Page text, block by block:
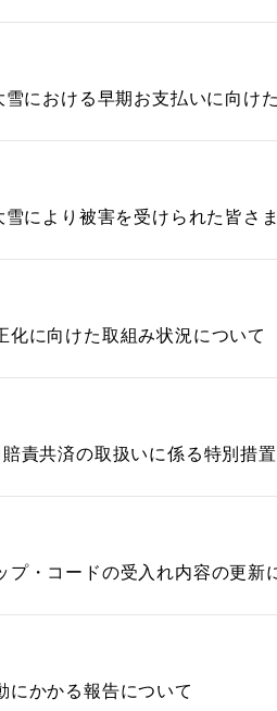
における早期お支払いに向け
により被害を受けられた皆さ
化に向けた取組み状況について
責共済の取扱いに係る特別措
プ・コードの受入れ内容の更新
にかかる報告について